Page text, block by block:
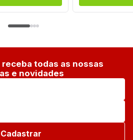
todas as nossas
e novidades
Cadastrar